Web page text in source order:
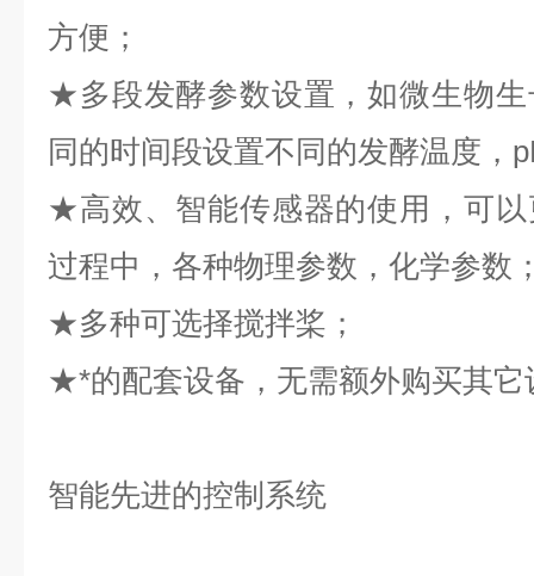
方便；
★多段发酵参数设置，如微生物
同的时间段设置不同的发酵温度，
★高效、智能传感器的使用，可
过程中，各种物理参数，化学参数
★多种可选择搅拌桨；
★*的配套设备，无需额外购买其它
智能先进的控制系统